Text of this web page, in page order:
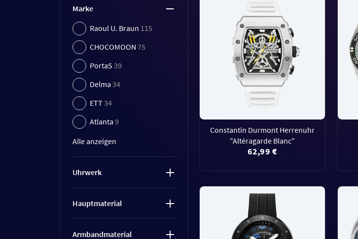
Marke
Raoul U. Braun 115
CHOCOMOON 75
PortaS 39
Delma 34
ETT34
Atlanta 9
Alle anzeigen
Uhrwerk
Hauptmaterial
Armbandmaterial
Constantin Durmont Herrenuhr
"Altéragarde Blanc"
62,99 €